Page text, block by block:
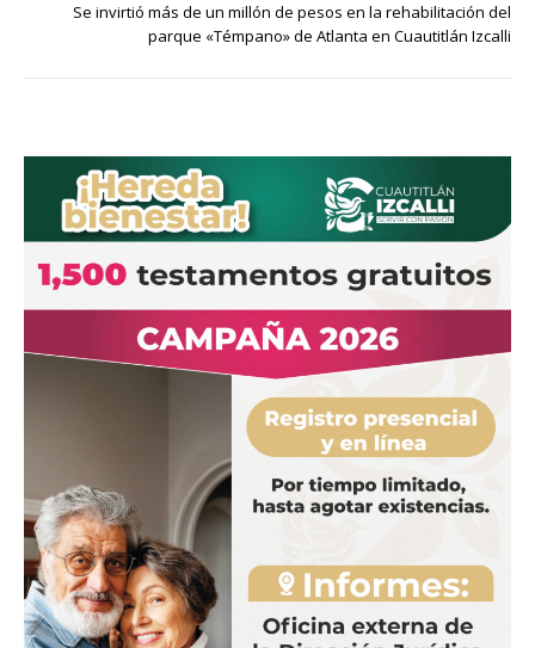
Se invirtió más de un millón de pesos en la rehabilitación del
parque «Témpano» de Atlanta en Cuautitlán Izcalli